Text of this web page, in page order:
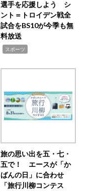
選手を応援しよう シ
ント＝トロイデン戦全
試合をBS10が今季も無
料放送
スポーツ
旅の思い出を五・七・
五で！ エースが「か
ばんの日」に合わせ
「旅行川柳コンテス